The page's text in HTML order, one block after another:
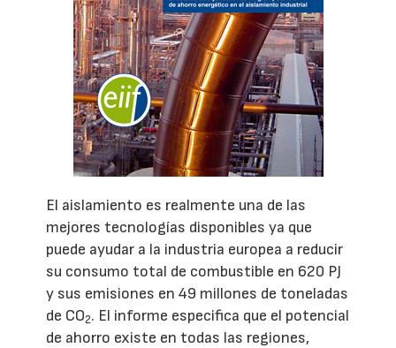
El aislamiento es realmente una de las
mejores tecnologías disponibles ya que
puede ayudar a la industria europea a reducir
su consumo total de combustible en 620 PJ
y sus emisiones en 49 millones de toneladas
de CO2. El informe especifica que el potencial
de ahorro existe en todas las regiones,